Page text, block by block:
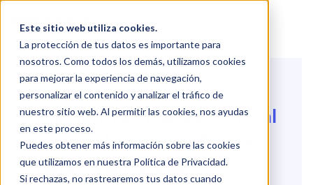
Este sitio web utiliza cookies.
La protección de tus datos es importante para
nosotros. Como todos los demás, utilizamos cookies
para mejorar la experiencia de navegación,
personalizar el contenido y analizar el tráfico de
nuestro sitio web. Al permitir las cookies, nos ayudas
en este proceso.
Puedes obtener más información sobre las cookies
que utilizamos en nuestra Política de Privacidad.
Si rechazas, no rastrearemos tus datos cuando
🤞Encuentra tu experto
Encuentrael servicio fiscal
y contablede confianza
para tu empresa